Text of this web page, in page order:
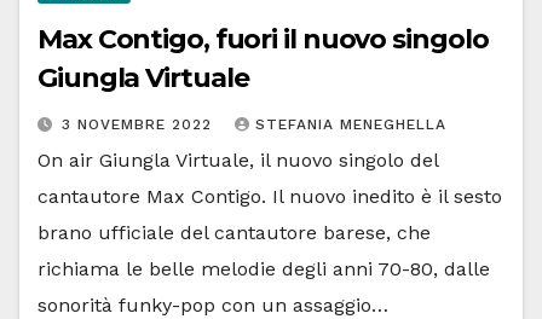
Max Contigo, fuori il nuovo singolo
Giungla Virtuale
3 NOVEMBRE 2022 STEFANIA MENEGHELLA
On air Giungla Virtuale, il nuovo singolo del
cantautore Max Contigo. Il nuovo inedito è il sesto
brano ufficiale del cantautore barese, che
richiama le belle melodie degli anni 70-80, dalle
sonorità funky-pop con un assaggio…